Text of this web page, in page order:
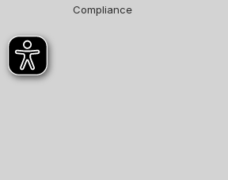
Compliance